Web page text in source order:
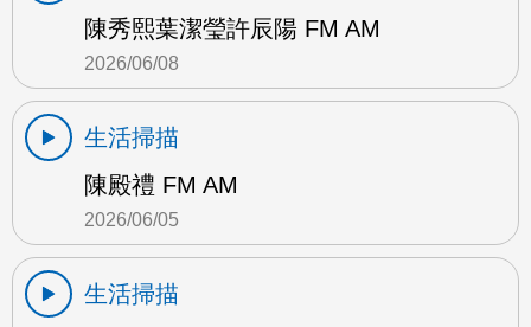
陳秀熙葉潔瑩許辰陽 FM AM
2026/06/08
生活掃描
陳殿禮 FM AM
2026/06/05
生活掃描